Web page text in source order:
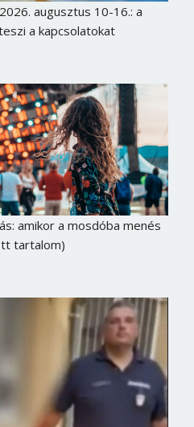
augusztus 10-16.: a
a kapcsolatokat
amikor a mosdóba menés
tartalom)